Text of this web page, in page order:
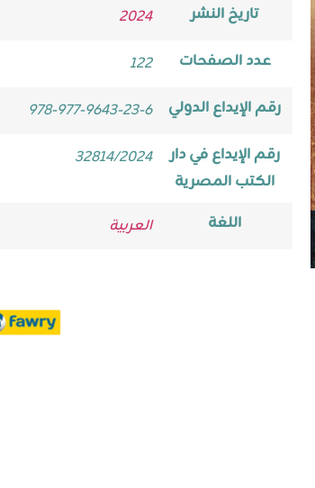
تاريخ النشر
2024
عدد الصفحات
122
رقم الإيداع الدولي
978-977-9643-23-6
رقم الإيداع في دار
الكتب المصرية
32814/2024
اللغة العربية